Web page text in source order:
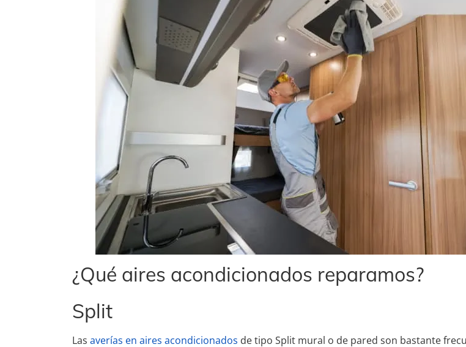
¿Qué aires acondicionados reparamos?
Split
Las averías en aires acondicionados de tipo Split mural o de pared son bastante